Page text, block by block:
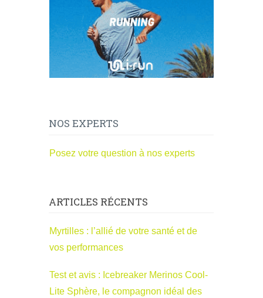
NOS EXPERTS
Posez votre question à nos experts
ARTICLES RÉCENTS
Myrtilles : l’allié de votre santé et de
vos performances
Test et avis : Icebreaker Merinos Cool-
Lite Sphère, le compagnon idéal des